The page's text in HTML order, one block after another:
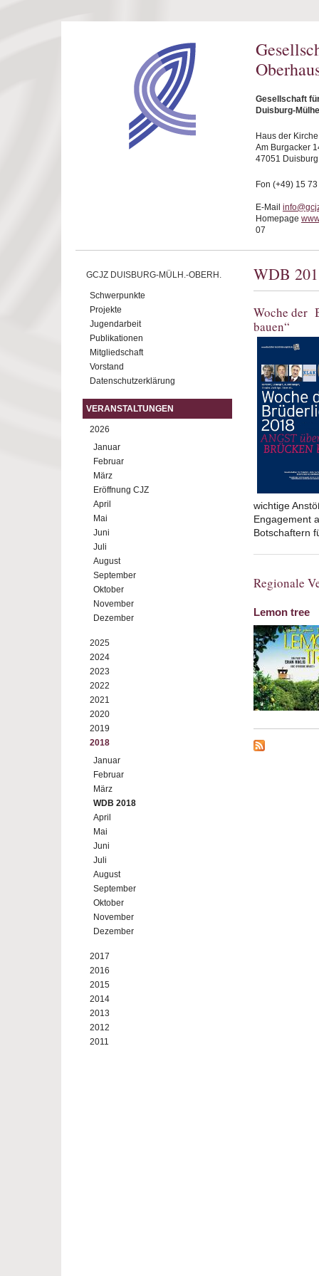
Gesellschaft
Duisburg-
Haus der Kirche
Am Burgacker
47051 Duisburg
Fon (+49) 15
E-Mail
Homepage
07
GCJZ DUISBURG-MÜLH.-OBERH.
Schwerpunkte
Projekte
Jugendarbeit
Publikationen
Mitgliedschaft
Vorstand
Datenschutzerklärung
VERANSTALTUNGEN
2026
Januar
Februar
März
Eröffnung CJZ
April
Mai
Juni
Juli
August
September
Oktober
November
Dezember
2025
2024
2023
2022
2021
2020
2019
2018
Januar
Februar
März
WDB 2018
April
Mai
Juni
Juli
August
September
Oktober
November
Dezember
2017
2016
2015
2014
2013
2012
2011
WDB
Woche der
bauen“
wichtige
Engagement
Botschaftern
Regionale
Lemon tree